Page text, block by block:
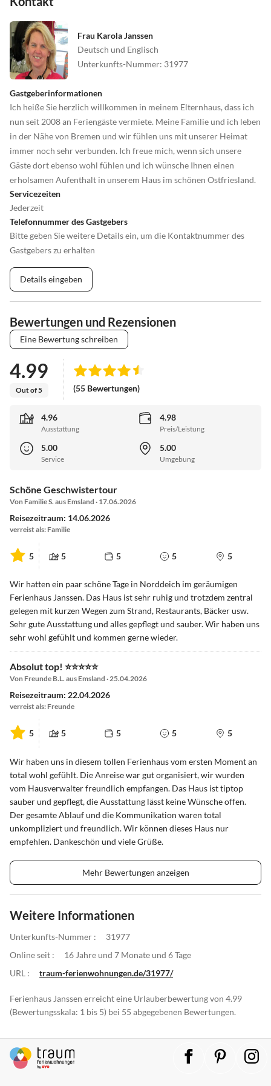
Frau Karola Janssen
Deutsch und Englisch
Unterkunfts-Nummer: 31977
Gastgeberinformationen
Ich heiße Sie herzlich willkommen in meinem Elternhaus, dass ich
nun seit 2008 an Feriengäste vermiete. Meine Familie und ich leben
in der Nähe von Bremen und wir fühlen uns mit unserer Heimat
immer noch sehr verbunden. Ich freue mich, wenn sich unsere
Gäste dort ebenso wohl fühlen und ich wünsche Ihnen einen
erholsamen Aufenthalt in unserem Haus im schönen Ostfriesland.
Servicezeiten
Jederzeit
Telefonnummer des Gastgebers
Bitte geben Sie weitere Details ein, um die Kontaktnummer des
Gastgebers zu erhalten
Details eingeben
Bewertungen und Rezensionen
Eine Bewertung schreiben
4.99
Out of 5 (55 Bewertungen)
4.96
Ausstattung
4.98
Preis/Leistung
5.00
Service
5.00
Umgebung
Schöne Geschwistertour
Von Familie S. aus Emsland · 17.06.2026
Reisezeitraum: 14.06.2026
verreist als: Familie
5 5 5 5 5
Wir hatten ein paar schöne Tage in Norddeich im geräumigen
Ferienhaus Janssen. Das Haus ist sehr ruhig und trotzdem zentral
gelegen mit kurzen Wegen zum Strand, Restaurants, Bäcker usw.
Sehr gute Ausstattung und alles gepflegt und sauber. Wir haben uns
sehr wohl gefühlt und kommen gerne wieder.
Absolut top! ⭐️⭐️⭐️⭐️⭐️
Von Freunde B.L. aus Emsland · 25.04.2026
Reisezeitraum: 22.04.2026
verreist als: Freunde
5 5 5 5 5
Wir haben uns in diesem tollen Ferienhaus vom ersten Moment an
total wohl gefühlt. Die Anreise war gut organisiert, wir wurden
vom Hausverwalter freundlich empfangen. Das Haus ist tiptop
sauber und gepflegt, die Ausstattung lässt keine Wünsche offen.
Der gesamte Ablauf und die Kommunikation waren total
unkompliziert und freundlich. Wir können dieses Haus nur
empfehlen. Dankeschön und viele Grüße.
Mehr Bewertungen anzeigen
Weitere Informationen
Unterkunfts-Nummer :
31977
Online seit :
16 Jahre und 7 Monate und 6 Tage
URL :
traum-ferienwohnungen.de/31977/
Ferienhaus Janssen erreicht eine Urlauberbewertung von 4.99
(Bewertungsskala: 1 bis 5) bei 55 abgegebenen Bewertungen.